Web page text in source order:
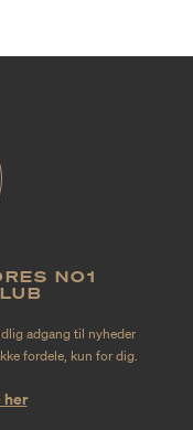
NO1
adgang til nyheder
fordele, kun for dig.
her